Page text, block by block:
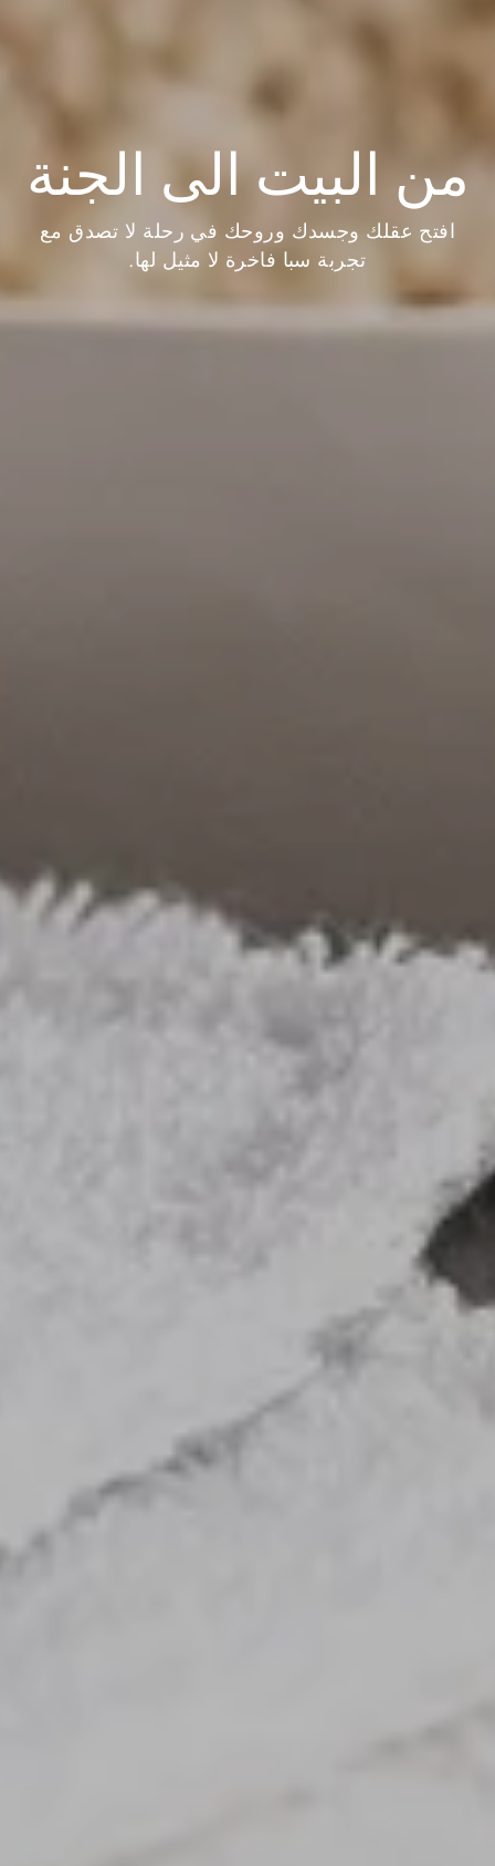
من البيت الى الجنة
افتح عقلك وجسدك وروحك في رحلة لا تصدق مع
تجربة سبا فاخرة لا مثيل لها.